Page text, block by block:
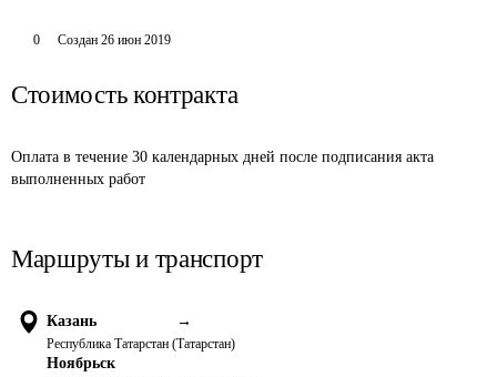
0 Создан 26 июн 2019
Стоимость контракта
Оплата в течение 30 календарных дней после подписания акта
выполненных работ
Маршруты и транспорт
Казань →
Республика Татарстан (Татарстан)
Ноябрьск